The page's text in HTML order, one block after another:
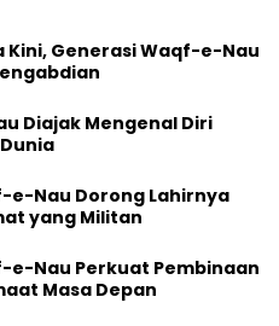
Kini, Generasi Waqf-e-Nau
Diajak Mengenal Diri
e-Nau Dorong Lahirnya
yang Militan
e-Nau Perkuat Pembinaan
Masa Depan